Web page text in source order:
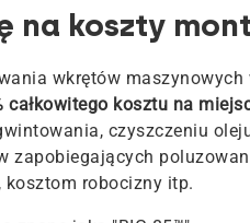
na koszty
wkrętów
kosztu na
czyszczeniu
zapobiegających
robocizny itp.